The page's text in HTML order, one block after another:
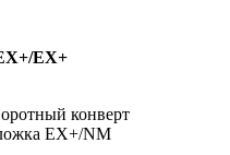
EX+
конверт
EX+/NM